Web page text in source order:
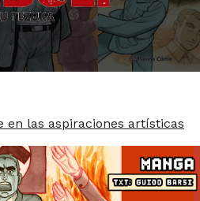
en las aspiraciones artísticas